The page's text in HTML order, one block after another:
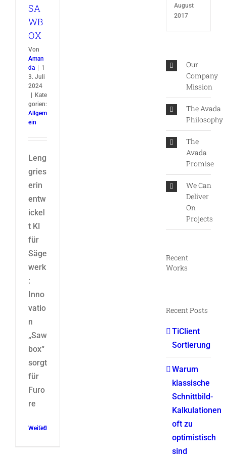
SA
WB
OX
Von
Aman
da
1
3. Juli
2024
Kate
gorien:
Allgem
ein
Leng
gries
erin
entw
ickel
t KI
für
Säge
werk
:
Inno
vatio
n
„Saw
box“
sorgt
für
Furo
re
Weiterlesen
0
August
2017
Our
Company
Mission
The Avada
Philosophy
The
Avada
Promise
We Can
Deliver
On
Projects
Recent
Works
Recent Posts
TiClient
Sortierung
Warum
klassische
Schnittbild-
Kalkulationen
oft zu
optimistisch
sind